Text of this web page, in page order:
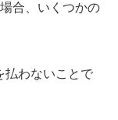
合、いくつかの
払わないことで